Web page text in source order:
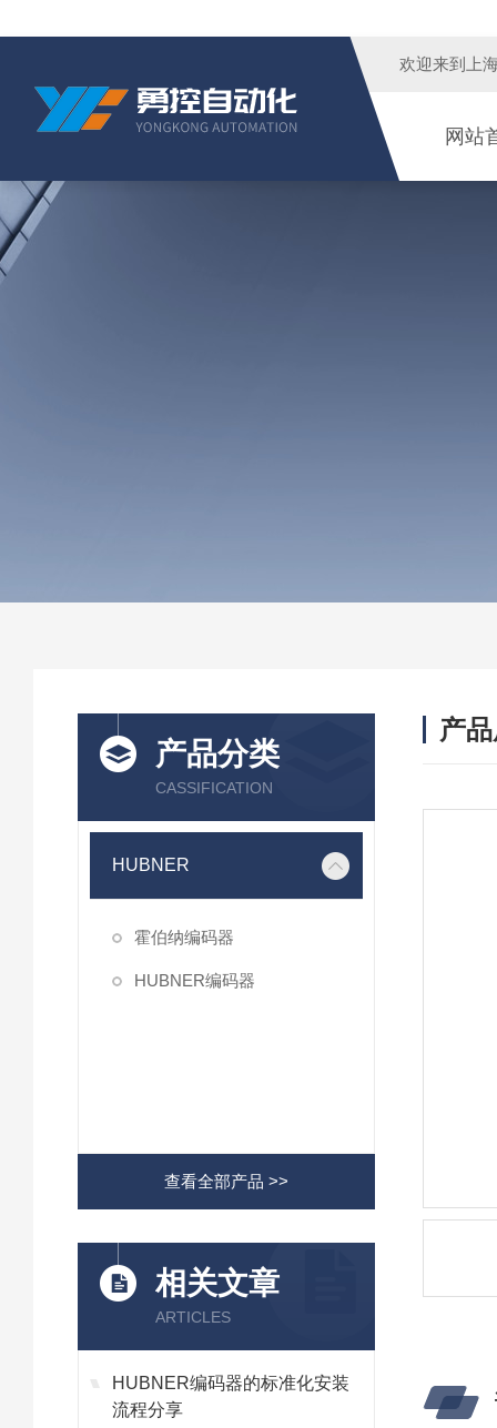
欢迎来到 上
网站
产品分类
CASSIFICATION
HUBNER
霍伯纳编码器
HUBNER编码器
查看全部产品 >>
相关文章
ARTICLES
HUBNER编码器的标准化安装
流程分享
产